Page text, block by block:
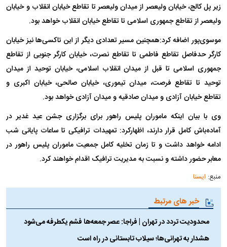
زیر پل کالج، خیابان ولیعصر از میدان ولیعصر تا تقاطع خیابان انقلاب و خیابان
ولیعصر از تقاطع جمهوری اسلامی تا تقاطع خیابان انقلاب خواهد بود.
موسوی‌پور اضافه کرد:‌همچنین مسیر تعدادی دیگر از این تاکسی‌ها نیز خیابان
کارگر حدفاصل تقاطع فاطمی تا تقاطع نصرت، خیابان کارگر جنوبی از تقاطع
جمهوری اسلامی تا قبل از میدان انقلاب اسلامی، خیابان توحید از میدان
توحید تا تقاطع فرصت، میدان تیموری، خیابان صالحی، خیابان اکبری و
تقاطع خیابان آزادی و میدان صادقیه و میدان آزادی خواهد بود.
وی با بیان اینکه ماموران پلیس راهور برای برگزاری جشن عید غدیر در
آماده‌باش کامل قرار دارند، اظهارکرد: تمهیدات ترافیکی تا ساعات پایانی شب
ادامه خواهد داشت و تا زمان تخلیه کامل جمعیت ماموران پلیس راهور در
معابر حضور داشته و نسبت به مدیریت ترافیک اقدام خواهند کرد.
منبع: ایسنا
خبر های مرتبط
محدودیت تردد در تهران | فراجا: عصر جمعه‌ها فشم یکطرفه می‌شود
هشدار به تهرانی‌ها؛ سیلاب تابستانی در راه است